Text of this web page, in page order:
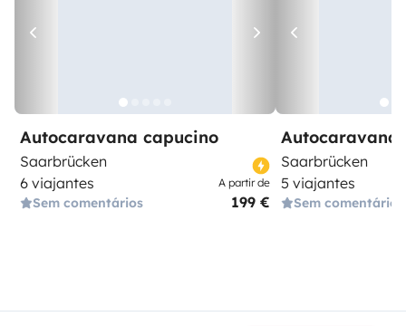
Autocaravana capucino
Saarbrücken
6 viajantes
Sem comentários
A partir de
199 €
Autocaravana
Saarbrücken
5 viajantes
Sem comentários